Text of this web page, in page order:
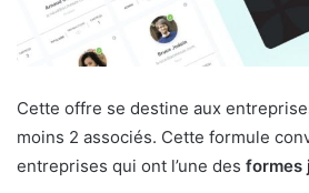
Cette offre se destine aux
moins 2 associés. Cette formule
entreprises qui ont l’une des formes